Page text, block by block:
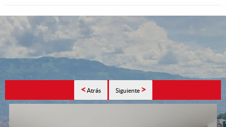
< Atrás Siguiente >